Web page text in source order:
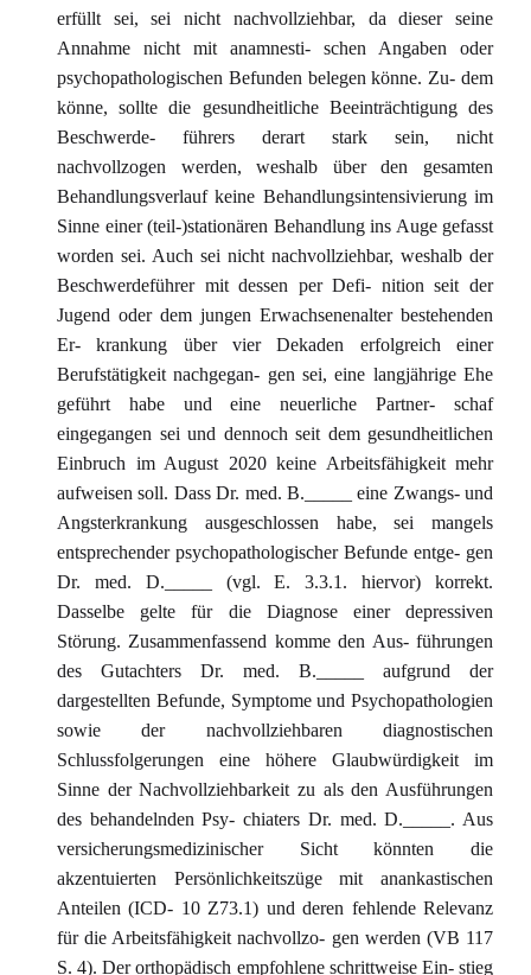
erfüllt sei, sei nicht nachvollziehbar, da dieser seine
Annahme nicht mit anamnesti- schen Angaben oder
psychopathologischen Befunden belegen könne. Zu- dem
könne, sollte die gesundheitliche Beeinträchtigung des
Beschwerde- führers derart stark sein, nicht
nachvollzogen werden, weshalb über den gesamten
Behandlungsverlauf keine Behandlungsintensivierung im
Sinne einer (teil-)stationären Behandlung ins Auge gefasst
worden sei. Auch sei nicht nachvollziehbar, weshalb der
Beschwerdeführer mit dessen per Defi- nition seit der
Jugend oder dem jungen Erwachsenenalter bestehenden
Er- krankung über vier Dekaden erfolgreich einer
Berufstätigkeit nachgegan- gen sei, eine langjährige Ehe
geführt habe und eine neuerliche Partner- schaf
eingegangen sei und dennoch seit dem gesundheitlichen
Einbruch im August 2020 keine Arbeitsfähigkeit mehr
aufweisen soll. Dass Dr. med. B._____ eine Zwangs- und
Angsterkrankung ausgeschlossen habe, sei mangels
entsprechender psychopathologischer Befunde entge- gen
Dr. med. D._____ (vgl. E. 3.3.1. hiervor) korrekt.
Dasselbe gelte für die Diagnose einer depressiven
Störung. Zusammenfassend komme den Aus- führungen
des Gutachters Dr. med. B._____ aufgrund der
dargestellten Befunde, Symptome und Psychopathologien
sowie der nachvollziehbaren diagnostischen
Schlussfolgerungen eine höhere Glaubwürdigkeit im
Sinne der Nachvollziehbarkeit zu als den Ausführungen
des behandelnden Psy- chiaters Dr. med. D._____. Aus
versicherungsmedizinischer Sicht könnten die
akzentuierten Persönlichkeitszüge mit anankastischen
Anteilen (ICD- 10 Z73.1) und deren fehlende Relevanz
für die Arbeitsfähigkeit nachvollzo- gen werden (VB 117
S. 4). Der orthopädisch empfohlene schrittweise Ein- stieg